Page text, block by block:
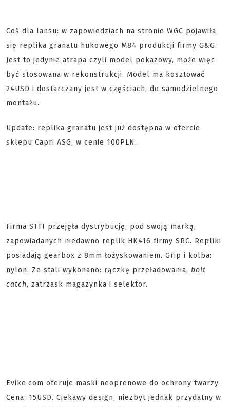
Coś dla lansu: w zapowiedziach na stronie WGC pojawiła
się replika granatu hukowego M84 produkcji firmy G&G.
Jest to jedynie atrapa czyli model pokazowy, może więc
być stosowana w rekonstrukcji. Model ma kosztować
24USD i dostarczany jest w częściach, do samodzielnego
montażu.
Update: replika granatu jest już dostępna w ofercie
sklepu Capri ASG, w cenie 100PLN.
Firma STTI przejęła dystrybucję, pod swoją marką,
zapowiadanych niedawno replik HK416 firmy SRC. Repliki
posiadają gearbox z 8mm łożyskowaniem. Grip i kolba:
nylon. Ze stali wykonano: rączkę przeładowania, bolt
catch, zatrzask magazynka i selektor.
Evike.com oferuje maski neoprenowe do ochrony twarzy.
Cena: 15USD. Ciekawy design, niezbyt jednak przydatny w